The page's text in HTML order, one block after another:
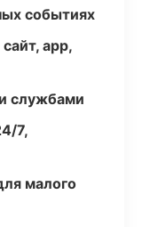
событиях
app,
службами
7,
малого